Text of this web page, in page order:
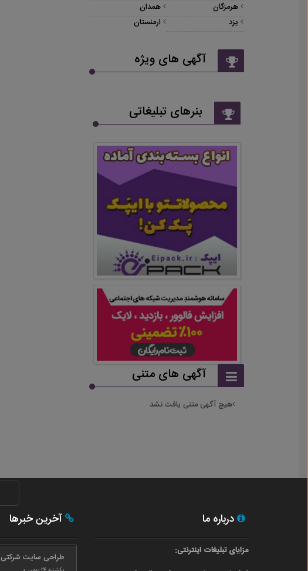
هرمزگان
همدان
یزد
ارمنستان
آگهی های ویژه
بنرهای تبلیغاتی
آگهی های متنی
هیچ آگهی متنی یافت نشد
درباره ما
مزایای تبلیغات اینترنتی:
آخرین خبرها
طراحی سایت شرکتی